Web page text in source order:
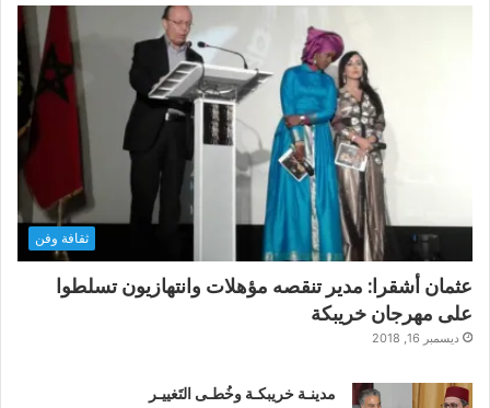
ثقافة وفن
عثمان أشقرا: مدير تنقصه مؤهلات وانتهازيون تسلطوا
على مهرجان خريبكة
ديسمبر 16, 2018
مدينـة خريبكـة وخُطـى التَغييـر